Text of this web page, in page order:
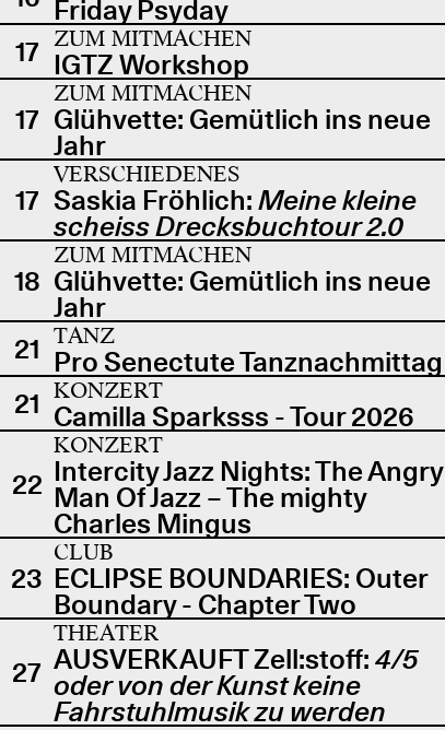
Friday Psyday
17 ZUM MITMACHEN
IGTZ Workshop
17
ZUM MITMACHEN
Glühvette: Gemütlich ins neue
Jahr
17
VERSCHIEDENES
Saskia Fröhlich: Meine kleine
scheiss Drecksbuchtour 2.0
18
ZUM MITMACHEN
Glühvette: Gemütlich ins neue
Jahr
21 TANZ
Pro Senectute Tanznachmittag
21 KONZERT
Camilla Sparksss - Tour 2026
22
KONZERT
Intercity Jazz Nights: The Angry
Man Of Jazz – The mighty
Charles Mingus
23
CLUB
ECLIPSE BOUNDARIES: Outer
Boundary - Chapter Two
27
THEATER
AUSVERKAUFT Zell:stoff: 4/5
oder von der Kunst keine
Fahrstuhlmusik zu werden